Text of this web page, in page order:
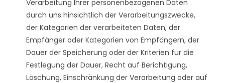
Verarbeitung Ihrer personenbezogenen Daten
durch uns hinsichtlich der Verarbeitungszwecke,
der Kategorien der verarbeiteten Daten, der
Empfänger oder Kategorien von Empfängern, der
Dauer der Speicherung oder der Kriterien für die
Festlegung der Dauer, Recht auf Berichtigung,
Löschung, Einschränkung der Verarbeitung oder auf